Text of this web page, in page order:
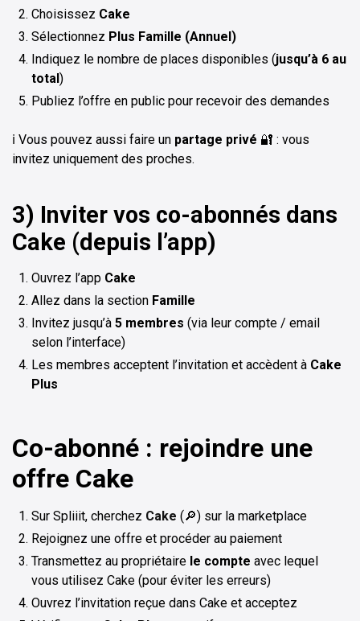
Choisissez Cake
Sélectionnez Plus Famille (Annuel)
Indiquez le nombre de places disponibles (jusqu’à 6 au
total)
Publiez l’offre en public pour recevoir des demandes
ℹ️ Vous pouvez aussi faire un partage privé 🔐 : vous
invitez uniquement des proches.
3) Inviter vos co-abonnés dans
Cake (depuis l’app)
Ouvrez l’app Cake
Allez dans la section Famille
Invitez jusqu’à 5 membres (via leur compte / email
selon l’interface)
Les membres acceptent l’invitation et accèdent à Cake
Plus
Co-abonné : rejoindre une
offre Cake
Sur Spliiit, cherchez Cake (🔎) sur la marketplace
Rejoignez une offre et procéder au paiement
Transmettez au propriétaire le compte avec lequel
vous utilisez Cake (pour éviter les erreurs)
Ouvrez l’invitation reçue dans Cake et acceptez